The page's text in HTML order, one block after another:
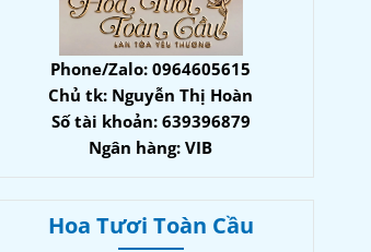
Phone/Zalo: 0964605615
Chủ tk: Nguyễn Thị Hoàn
Số tài khoản: 639396879
Ngân hàng: VIB
Hoa Tươi Toàn Cầu